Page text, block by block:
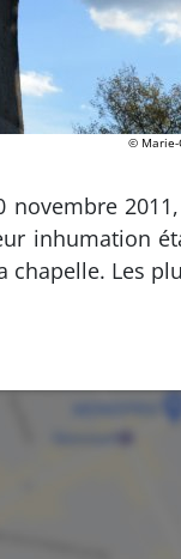
© Marie-
novembre
inhumation
Les